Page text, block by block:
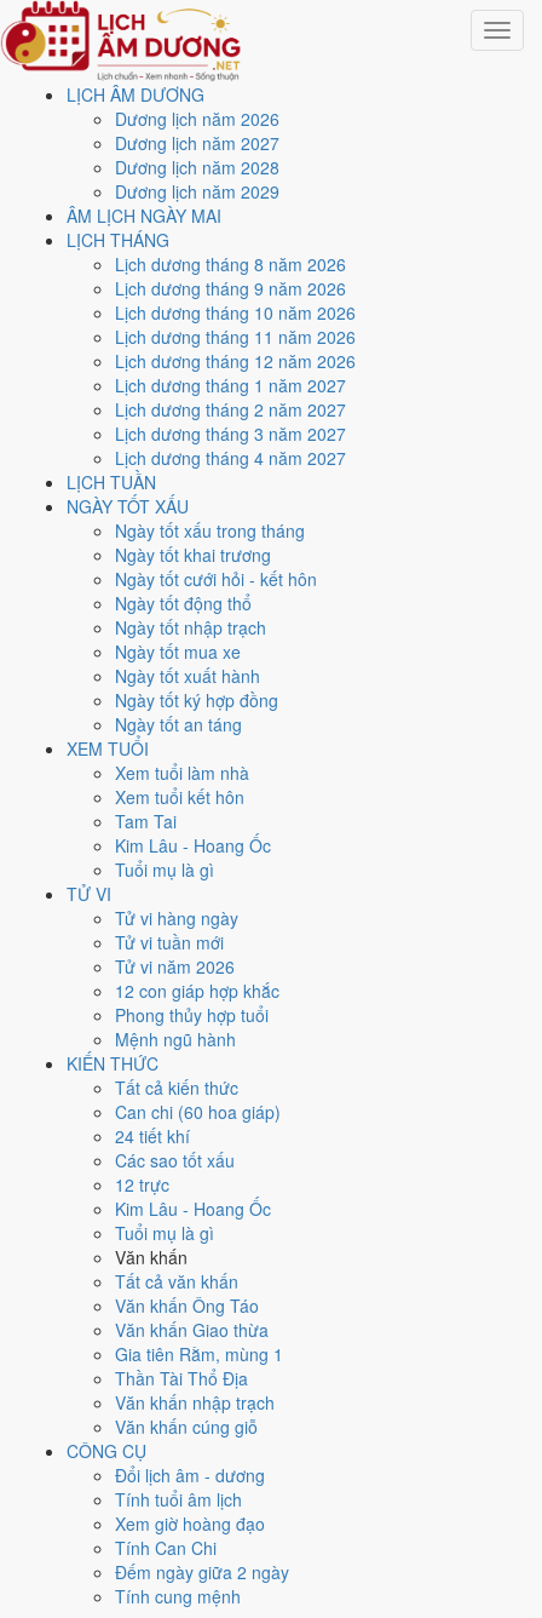
Toggle
LỊCH ÂM DƯƠNG
Dương lịch năm 2026
Dương lịch năm 2027
Dương lịch năm 2028
Dương lịch năm 2029
ÂM LỊCH NGÀY MAI
LỊCH THÁNG
Lịch dương tháng 8 năm 2026
Lịch dương tháng 9 năm 2026
Lịch dương tháng 10 năm 2026
Lịch dương tháng 11 năm 2026
Lịch dương tháng 12 năm 2026
Lịch dương tháng 1 năm 2027
Lịch dương tháng 2 năm 2027
Lịch dương tháng 3 năm 2027
Lịch dương tháng 4 năm 2027
LỊCH TUẦN
NGÀY TỐT XẤU
Ngày tốt xấu trong tháng
Ngày tốt khai trương
Ngày tốt cưới hỏi - kết hôn
Ngày tốt động thổ
Ngày tốt nhập trạch
Ngày tốt mua xe
Ngày tốt xuất hành
Ngày tốt ký hợp đồng
Ngày tốt an táng
XEM TUỔI
Xem tuổi làm nhà
Xem tuổi kết hôn
Tam Tai
Kim Lâu - Hoang Ốc
Tuổi mụ là gì
TỬ VI
Tử vi hàng ngày
Tử vi tuần mới
Tử vi năm 2026
12 con giáp hợp khắc
Phong thủy hợp tuổi
Mệnh ngũ hành
KIẾN THỨC
Tất cả kiến thức
Can chi (60 hoa giáp)
24 tiết khí
Các sao tốt xấu
12 trực
Kim Lâu - Hoang Ốc
Tuổi mụ là gì
Văn khấn
Tất cả văn khấn
Văn khấn Ông Táo
Văn khấn Giao thừa
Gia tiên Rằm, mùng 1
Thần Tài Thổ Địa
Văn khấn nhập trạch
Văn khấn cúng giỗ
CÔNG CỤ
Đổi lịch âm - dương
Tính tuổi âm lịch
Xem giờ hoàng đạo
Tính Can Chi
Đếm ngày giữa 2 ngày
Tính cung mệnh
Trang chủ
Lịch năm 1999
Lịch âm dương năm 1999 -
Kỷ Mão · Thất Xích Đoài
Nguyễn Minh An·Cập nhật: 30/07/2026
1999 (Kỷ Mão), Tết Nguyên đán vào16/2/1999
Kỷ Mão 1999 có Thiên Can Kỷ hành Thổ, Địa Chi Mão hành
Mộc. Nạp Âm làThành Đầu Thổhành Thổ. Hai hành Can và Chi Mộc
khắc Thổ (tương khắc), đó là nền khí của cả năm.
Cả năm có84 ngày đạt mức Tốt trở lên
. Mức này chấm theo thang 5 bậc dùng chung với trang chi tiết
từng ngày, không phải chỉ đếm ngày Hoàng Đạo.
Tết Nguyên đán rơi vào16/2/1999. Về phong thủy, sao Ngũ Hoàng
hướng Nam (Ly)nên tránh động thổ hướng này. Người tuổi
xung Thái Tuế, theo tục lệ thì nên làm lễ giải đầu năm.
Ngày tốt trở lên
Ngày bình thường
Năm 1999 là năm con gì, mệnh
Năm 1999 là năm Kỷ Mão, Nạp Âm
Can Kỷ hành
Thổ gặp Địa Chi Mão hành
năm vì vậy là
Thổ - Mộc. Cách tính cặp can chi này nằm ở bài
Kỷ Mão (Thổ × Mộc)
Thành Đầu Thổ
Thất Xích Đoài Kim
⚒ Kim
Bảng phân tích Can Chi năm Kỷ Mão
Chi tiết
Ý nghĩa
Thổ
Thiên Can Kỷ thuộc hành Thổ, là khí chủ đạo